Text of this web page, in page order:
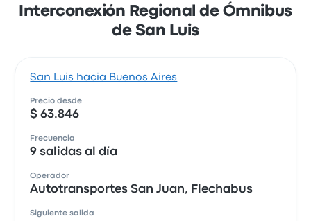
Interconexión Regional de Ómnibus
de San Luis
San Luis hacia Buenos Aires
Precio desde
$ 63.846
Frecuencia
9 salidas al día
Operador
Autotransportes San Juan, Flechabus
Siguiente salida